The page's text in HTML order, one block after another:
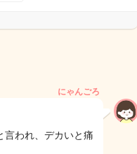
にゃんごろ
言われ、デカいと痛